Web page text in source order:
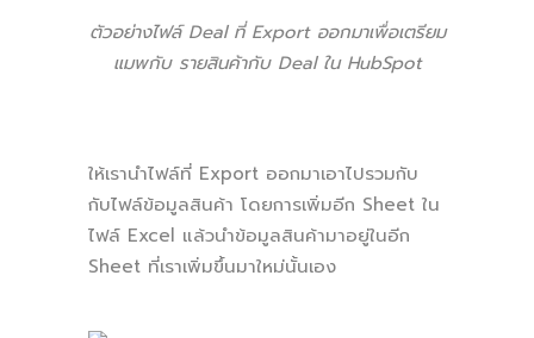
ตัวอย่างไฟล์ Deal ที่ Export ออกมาเพื่อเตรียม
แมพกับ รายสินค้ากับ Deal ใน HubSpot
ให้เรานำไฟล์ที่ Export ออกมาเอาไปรวมกับ
กับไฟล์ข้อมูลสินค้า โดยการเพิ่มอีก Sheet ใน
ไฟล์ Excel แล้วนำข้อมูลสินค้ามาอยู่ในอีก
Sheet ที่เราเพิ่มขึ้นมาใหม่นั้นเอง